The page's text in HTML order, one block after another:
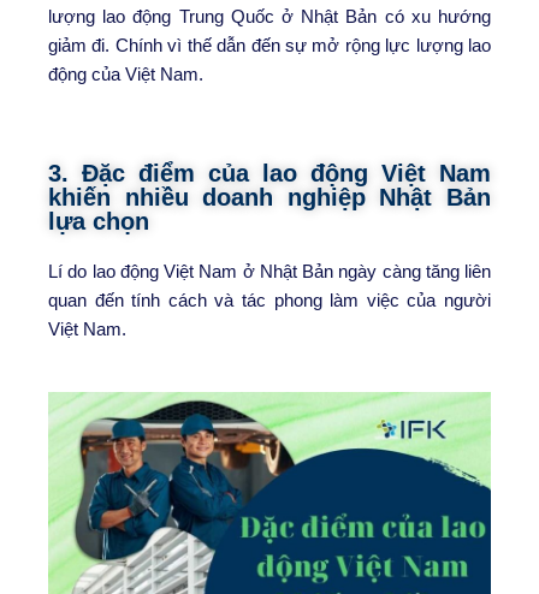
lượng lao động Trung Quốc ở Nhật Bản có xu hướng
giảm đi. Chính vì thế dẫn đến sự mở rộng lực lượng lao
động của Việt Nam.
3. Đặc điểm của lao động Việt Nam
khiến nhiều doanh nghiệp Nhật Bản
lựa chọn
Lí do lao động Việt Nam ở Nhật Bản ngày càng tăng liên
quan đến tính cách và tác phong làm việc của người
Việt Nam.